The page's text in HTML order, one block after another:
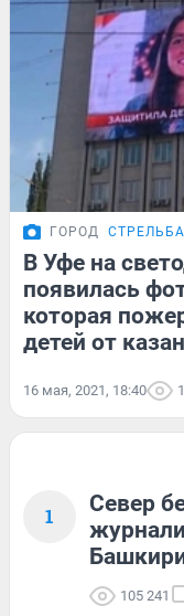
ГОРОД
В Уфе на
появилась
которая
детей от
16 мая, 2021, 18:40
1
Север
105 241